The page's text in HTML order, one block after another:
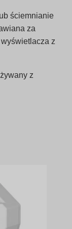
ściemnianie
za
z
z